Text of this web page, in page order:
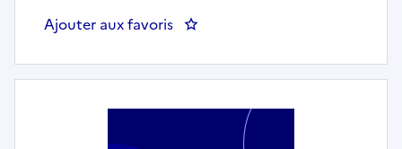
Ajouter aux favoris : Assistant(e) de Gestion